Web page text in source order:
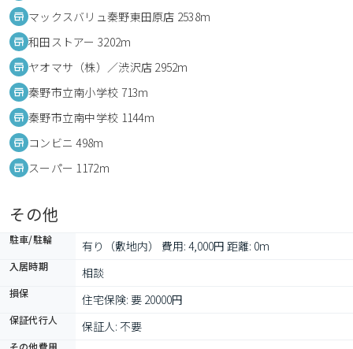
マックスバリュ秦野東田原店 2538m
和田ストアー 3202m
ヤオマサ（株）／渋沢店 2952m
秦野市立南小学校 713m
秦野市立南中学校 1144m
コンビニ 498m
スーパー 1172m
その他
駐車/駐輪 有り（敷地内） 費用: 4,000円 距離: 0m
入居時期 相談
損保 住宅保険: 要 20000円
保証代行人 保証人: 不要
その他費用